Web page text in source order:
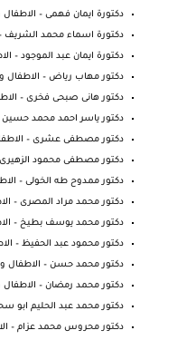
دكتورة ايمان فهمى – الاطفال
دكتورة اسماء محمد الشريف –
دكتورة ايمان عبد الموجود –
دكتور مهاب رياض – الاطفال
دكتور هانى صبحى فخرى –
دكتور ياسر احمد محمد حسين
دكتور مصطفى عشرى –
دكتور مصطفى محمود الزهيرى
دكتور ممدوح طه الخولى –
دكتور محمد مراد المصرى –
دكتور محمد يوسف بطيخ –
دكتور محمود عبد الحفيظ –
دكتور محمد حسن – الاطفال
دكتور محمد رمضان – الاطفال
دكتور محمد عبد الحليم ابو
دكتور محروس محمد عزام –